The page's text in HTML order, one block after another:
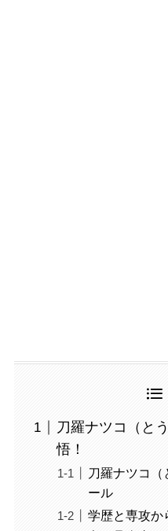
刀羅ナツコ（と
悟！
刀羅ナツコ（
ール
学歴と専攻か